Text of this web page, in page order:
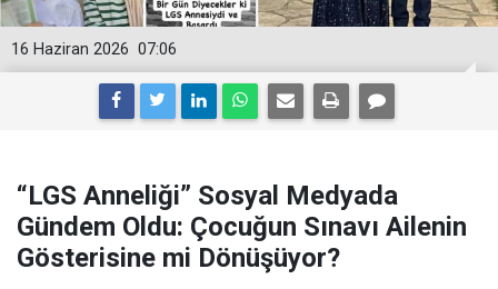
07:06
16 Haziran 2026
“LGS Anneliği” Sosyal Medyada
Gündem Oldu: Çocuğun Sınavı Ailenin
Gösterisine mi Dönüşüyor?